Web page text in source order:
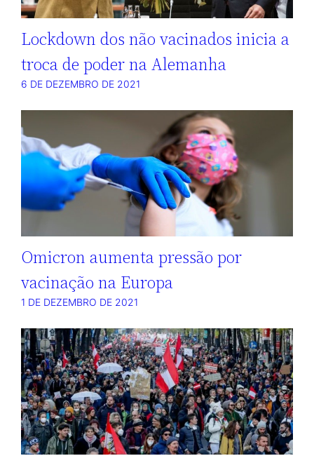
Lockdown dos não vacinados inicia a
troca de poder na Alemanha
6 DE DEZEMBRO DE 2021
Omicron aumenta pressão por
vacinação na Europa
1 DE DEZEMBRO DE 2021